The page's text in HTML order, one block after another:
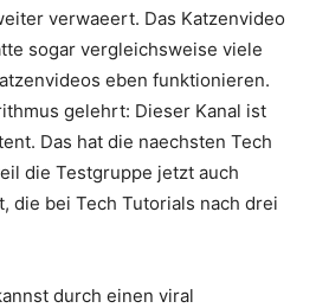
verwaeert. Das Katzenvideo
sogar vergleichsweise viele
eben funktionieren.
gelehrt: Dieser Kanal ist
Das hat die naechsten Tech
die Testgruppe jetzt auch
die bei Tech Tutorials nach drei
durch einen viral